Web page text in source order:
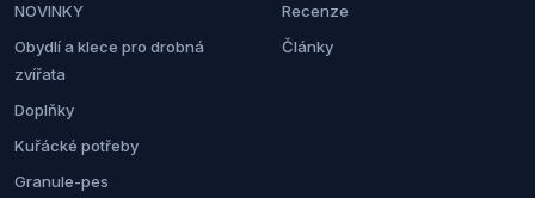
NOVINKY
Obydlí a klece pro drobná
zvířata
Doplňky
Kuřácké potřeby
Granule-pes
Recenze
Články